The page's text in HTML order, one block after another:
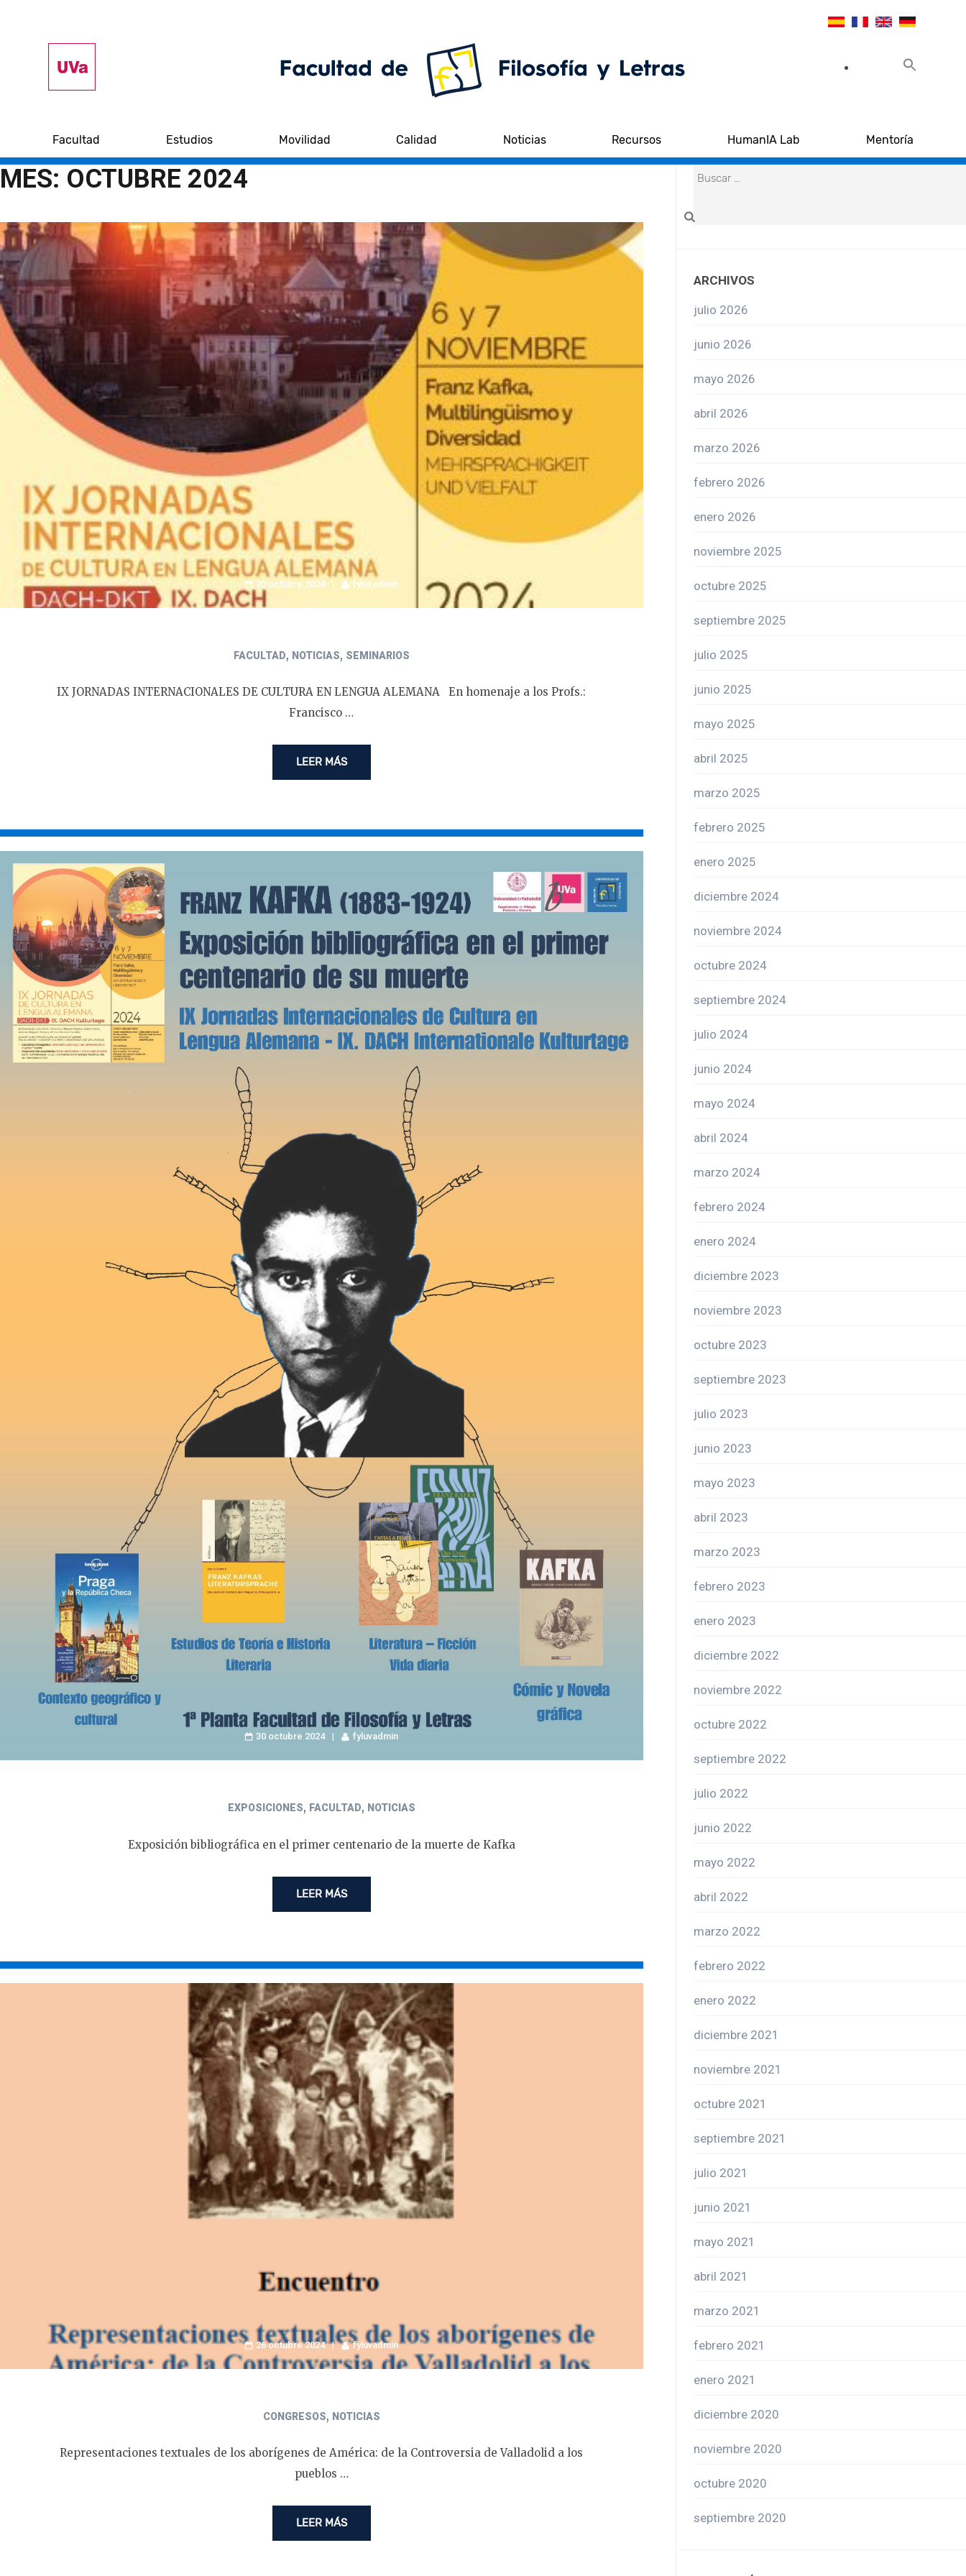
Facultad Estudios Movilidad Calidad Noticias Recursos HumanIA Lab Mentoría
MES: OCTUBRE 2024
30 octubre 2024 fyluvadmin
FACULTAD, NOTICIAS, SEMINARIOS
IX JORNADAS INTERNACIONALES DE CULTURA EN LENGUA ALEMANA En homenaje a los Profs.:
Francisco …
LEER MÁS
30 octubre 2024 fyluvadmin
EXPOSICIONES, FACULTAD, NOTICIAS
Exposición bibliográfica en el primer centenario de la muerte de Kafka
LEER MÁS
26 octubre 2024 fyluvadmin
CONGRESOS, NOTICIAS
Representaciones textuales de los aborígenes de América: de la Controversia de Valladolid a los
pueblos …
LEER MÁS
ARCHIVOS
julio 2026
junio 2026
mayo 2026
abril 2026
marzo 2026
febrero 2026
enero 2026
noviembre 2025
octubre 2025
septiembre 2025
julio 2025
junio 2025
mayo 2025
abril 2025
marzo 2025
febrero 2025
enero 2025
diciembre 2024
noviembre 2024
octubre 2024
septiembre 2024
julio 2024
junio 2024
mayo 2024
abril 2024
marzo 2024
febrero 2024
enero 2024
diciembre 2023
noviembre 2023
octubre 2023
septiembre 2023
julio 2023
junio 2023
mayo 2023
abril 2023
marzo 2023
febrero 2023
enero 2023
diciembre 2022
noviembre 2022
octubre 2022
septiembre 2022
julio 2022
junio 2022
mayo 2022
abril 2022
marzo 2022
febrero 2022
enero 2022
diciembre 2021
noviembre 2021
octubre 2021
septiembre 2021
julio 2021
junio 2021
mayo 2021
abril 2021
marzo 2021
febrero 2021
enero 2021
diciembre 2020
noviembre 2020
octubre 2020
septiembre 2020